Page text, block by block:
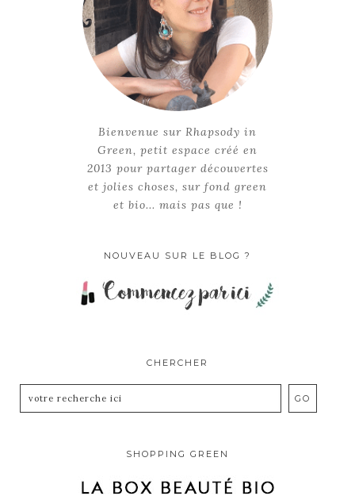
Bienvenue sur Rhapsody in
Green, petit espace créé en
2013 pour partager découvertes
et jolies choses, sur fond green
et bio... mais pas que !
NOUVEAU SUR LE BLOG ?
CHERCHER
SHOPPING GREEN